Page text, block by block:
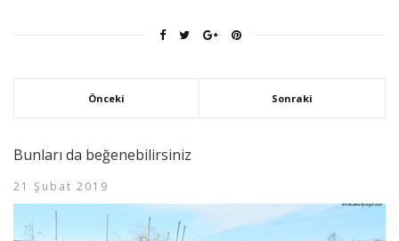
Önceki Sonraki
Bunları da beğenebilirsiniz
21 Şubat 2019